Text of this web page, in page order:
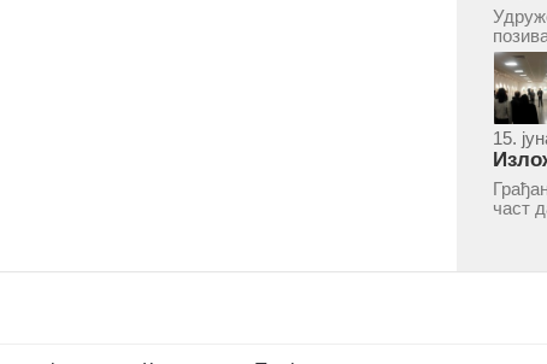
2016,
у
15.
част